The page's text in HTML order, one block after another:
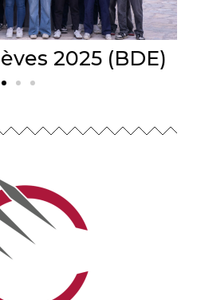
2025 (BDE)